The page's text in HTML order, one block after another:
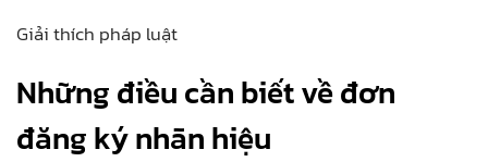
Giải thích pháp luật
Những điều cần biết về đơn
đăng ký nhãn hiệu